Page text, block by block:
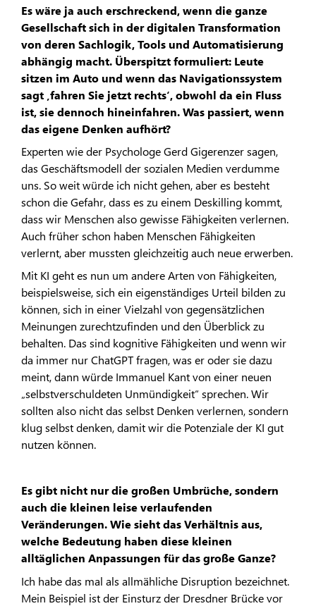
Es wäre ja auch erschreckend, wenn die ganze
Gesellschaft sich in der digitalen Transformation
von deren Sachlogik, Tools und Automatisierung
abhängig macht. Überspitzt formuliert: Leute
sitzen im Auto und wenn das Navigationssystem
sagt ‚fahren Sie jetzt rechts‘, obwohl da ein Fluss
ist, sie dennoch hineinfahren. Was passiert, wenn
das eigene Denken aufhört?
Experten wie der Psychologe Gerd Gigerenzer sagen,
das Geschäftsmodell der sozialen Medien verdumme
uns. So weit würde ich nicht gehen, aber es besteht
schon die Gefahr, dass es zu einem Deskilling kommt,
dass wir Menschen also gewisse Fähigkeiten verlernen.
Auch früher schon haben Menschen Fähigkeiten
verlernt, aber mussten gleichzeitig auch neue erwerben.
Mit KI geht es nun um andere Arten von Fähigkeiten,
beispielsweise, sich ein eigenständiges Urteil bilden zu
können, sich in einer Vielzahl von gegensätzlichen
Meinungen zurechtzufinden und den Überblick zu
behalten. Das sind kognitive Fähigkeiten und wenn wir
da immer nur ChatGPT fragen, was er oder sie dazu
meint, dann würde Immanuel Kant von einer neuen
„selbstverschuldeten Unmündigkeit“ sprechen. Wir
sollten also nicht das selbst Denken verlernen, sondern
klug selbst denken, damit wir die Potenziale der KI gut
nutzen können.
Es gibt nicht nur die großen Umbrüche, sondern
auch die kleinen leise verlaufenden
Veränderungen. Wie sieht das Verhältnis aus,
welche Bedeutung haben diese kleinen
alltäglichen Anpassungen für das große Ganze?
Ich habe das mal als allmähliche Disruption bezeichnet.
Mein Beispiel ist der Einsturz der Dresdner Brücke vor